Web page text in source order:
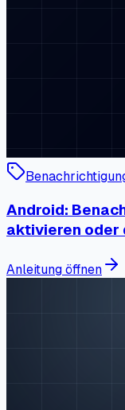
Android:
aktivieren oder
Anleitung öffnen